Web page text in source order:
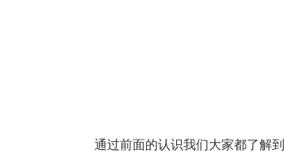
通过前面的认识我们大家都了解到